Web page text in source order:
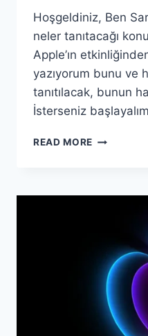
Hoşgeldiniz, Ben
neler tanıtacağı
Apple’ın
yazıyorum bunu ve
tanıtılacak, bunun
İsterseniz
READ MORE APPLE,
NELER